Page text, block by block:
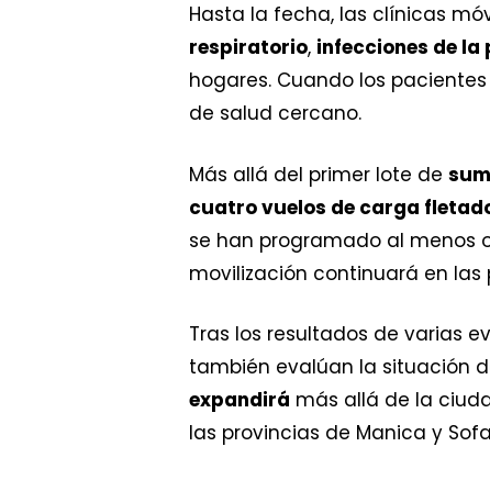
Hasta la fecha, las clínicas
respiratorio, infecciones de la
hogares. Cuando los
de salud cercano.
Más allá del primer lote de
cuatro vuelos de carga
se han programado al menos
movilización continuará en las
Tras los resultados de varias
también evalúan la situación
expandirá más allá de la
las provincias de Manica y